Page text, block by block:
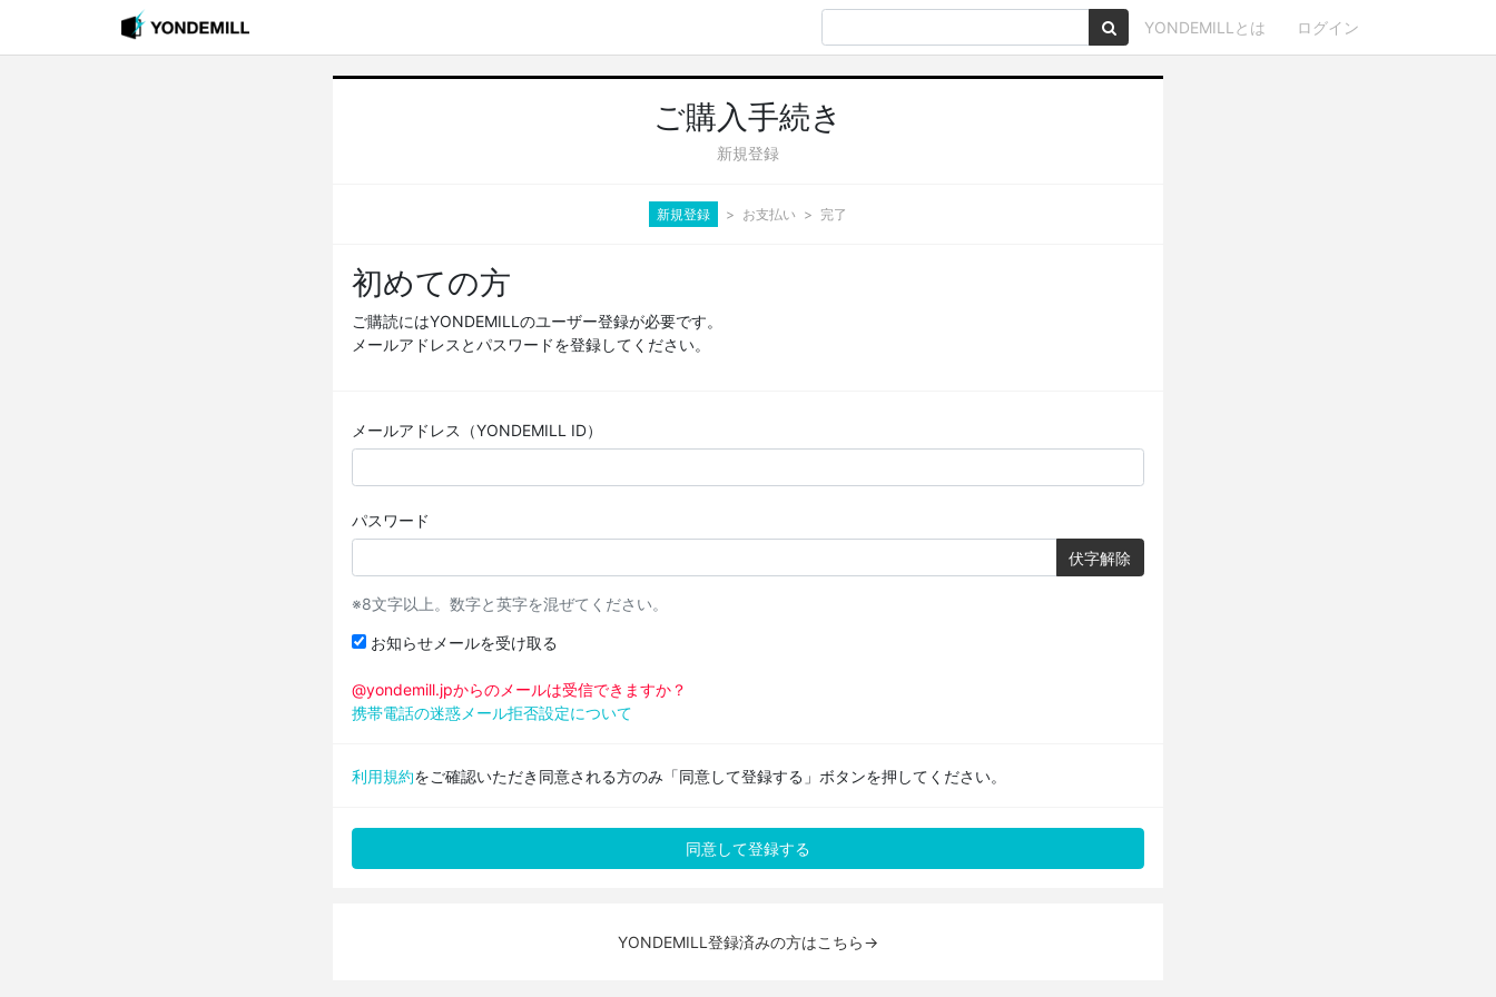
YONDEMILLとは ログイン
ご購入手続き
新規登録
新規登録 お支払い 完了
初めての方
ご購読にはYONDEMILLのユーザー登録が必要です。
メールアドレスとパスワードを登録してください。
メールアドレス（YONDEMILL ID）
パスワード
伏字解除
※8文字以上。数字と英字を混ぜてください。
お知らせメールを受け取る
@yondemill.jpからのメールは受信できますか？
携帯電話の迷惑メール拒否設定について
利用規約をご確認いただき同意される方のみ「同意して登録する」ボタンを押してください。
YONDEMILL登録済みの方はこちら→